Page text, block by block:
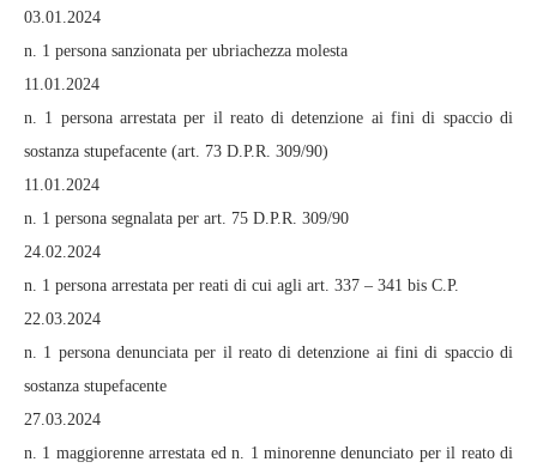
03.01.2024
n. 1 persona sanzionata per ubriachezza molesta
11.01.2024
n. 1 persona arrestata per il reato di detenzione ai fini di spaccio di
sostanza stupefacente (art. 73 D.P.R. 309/90)
11.01.2024
n. 1 persona segnalata per art. 75 D.P.R. 309/90
24.02.2024
n. 1 persona arrestata per reati di cui agli art. 337 – 341 bis C.P.
22.03.2024
n. 1 persona denunciata per il reato di detenzione ai fini di spaccio di
sostanza stupefacente
27.03.2024
n. 1 maggiorenne arrestata ed n. 1 minorenne denunciato per il reato di